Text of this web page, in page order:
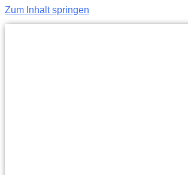
Zum Inhalt springen